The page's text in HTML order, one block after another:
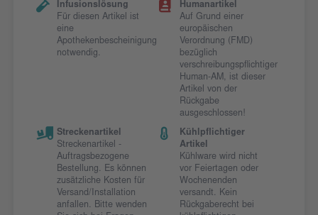
Infusionslösung
Für diesen Artikel ist
eine
Apothekenbescheinigung
notwendig.
Humanartikel
Auf Grund einer
europäischen
Verordnung (FMD)
bezüglich
verschreibungspflichtiger
Human-AM, ist dieser
Artikel von der
Rückgabe
ausgeschlossen!
Streckenartikel
Streckenartikel -
Auftragsbezogene
Bestellung. Es können
zusätzliche Kosten für
Versand/Installation
anfallen. Bitte wenden
Kühlpflichtiger
Artikel
Kühlware wird nicht
vor Feiertagen oder
Wochenenden
versandt. Kein
Rückgaberecht bei